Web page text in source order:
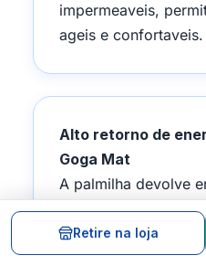
impermeaveis,
ageis e confortaveis.
Alto retorno de
Goga Mat
A palmilha devolve
passada e ainda
interna controlada,
nos pes durante
Retire na loja